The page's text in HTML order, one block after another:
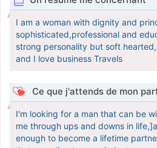
I am a woman with dignity and
sophisticated,professional and
strong personality but soft hearted,
and I love business Travels
Ce que j'attends de mon
I'm looking for a man that can be
me through ups and downs in
enough to become a lifetime